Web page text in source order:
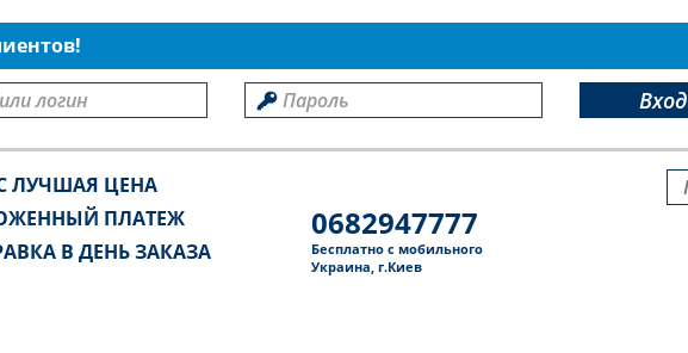
Вход
ЛУЧШАЯ ЦЕНА
ПЛАТЕЖ
В ДЕНЬ ЗАКАЗА
0682947777
Бесплатно с мобильного
Украина, г.Киев